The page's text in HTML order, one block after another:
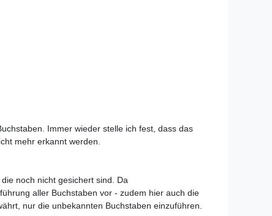
Immer wieder stelle ich fest, dass das
mehr erkannt werden.
noch nicht gesichert sind. Da
aller Buchstaben vor - zudem hier auch die
nur die unbekannten Buchstaben einzuführen.